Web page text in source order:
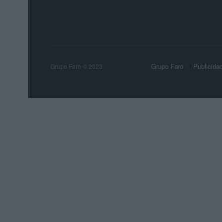
Grupo Faro Publicidad
Grupo Faro © 2023